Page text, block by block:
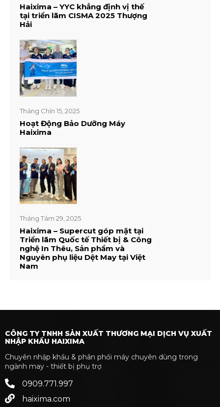
Haixima – YYC khẳng định vị thế
tại triển lãm CISMA 2025 Thượng
Hải
Tháng Chín 15, 2025
Hoạt Động Bảo Dưỡng Máy
Haixima
Tháng Tám 29, 2025
Haixima – Supercut góp mặt tại
Triển lãm Quốc tế Thiết bị & Công
nghệ In Thêu, Sản phẩm và
Nguyên phụ liệu Dệt May tại Việt
Nam
CÔNG TY TNHH SẢN XUẤT THƯƠNG MẠI DỊCH VỤ XUẤT
NHẬP KHẨU HAIXIMA
Chuyên nhập khẩu & phân phối máy chuyên dùng trong
ngành may - thiết bị phụ trợ
0909.771.997
haixima.com